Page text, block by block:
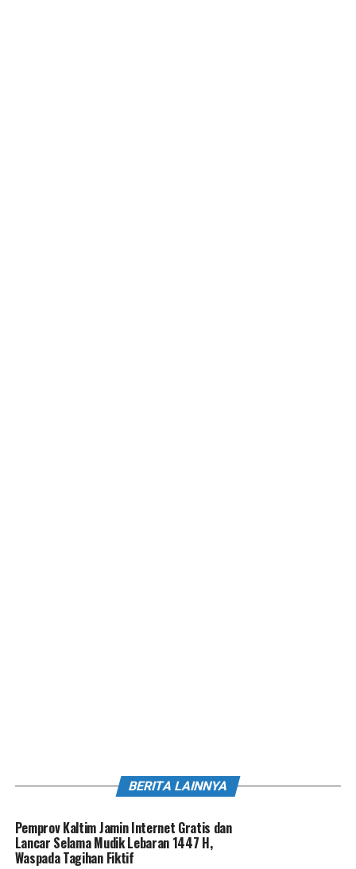
BERITA LAINNYA
Pemprov Kaltim Jamin Internet Gratis dan
Lancar Selama Mudik Lebaran 1447 H,
Waspada Tagihan Fiktif